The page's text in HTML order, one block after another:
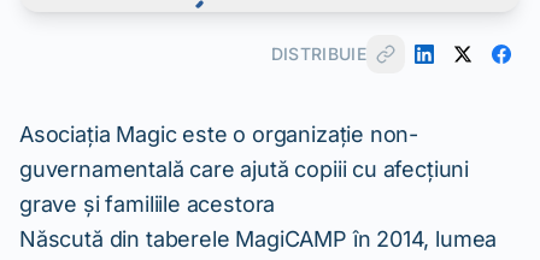
DISTRIBUIE
Asociația Magic este o organizație non-
guvernamentală care ajută copiii cu afecțiuni
grave și familiile acestora
Născută din taberele MagiCAMP în 2014, lumea